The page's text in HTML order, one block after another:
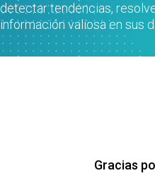
detectar tendencias,
información valiosa en sus
Gracias